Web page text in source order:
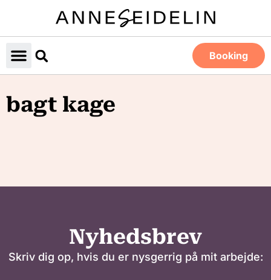
Booking
bagt kage
Nyhedsbrev
Skriv dig op, hvis du er nysgerrig på mit arbejde: